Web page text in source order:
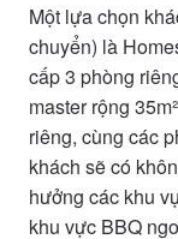
Một lựa chọn
chuyển) là
cấp 3 phòng
master rộng
riêng, cùng các
khách sẽ có
hưởng các khu
khu vực BBQ